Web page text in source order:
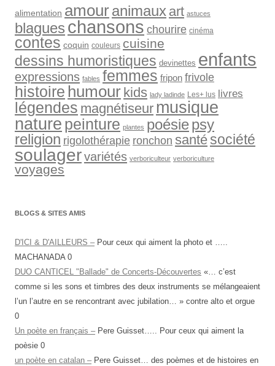
alimentation amouranimaux art astuces
blagues chansons chourire cinéma
contes coquin couleurs cuisine
dessins humoristiques devinettes enfants
expressions fables femmes fripon frivole
histoire humour kids lady ladinde Les+ lus livres
légendes magnétiseur musique
nature peinture plantes poésiepsy
religion rigolothérapie ronchon santé société
soulagervariétés verboriculteur verboriculture
voyages
BLOGS & SITES AMIS
D'ICI & D'AILLEURS –Pour ceux qui aiment la photo et …..
MACHANADA 0
DUO CANTICEL "Ballade" de Concerts-Découvertes «… c’est
comme si les sons et timbres des deux instruments se mélangeaient
l’un l’autre en se rencontrant avec jubilation… » contre alto et orgue
0
Un poète en français –Pere Guisset….. Pour ceux qui aiment la
poèsie 0
un poète en catalan –Pere Guisset… des poèmes et de histoires en